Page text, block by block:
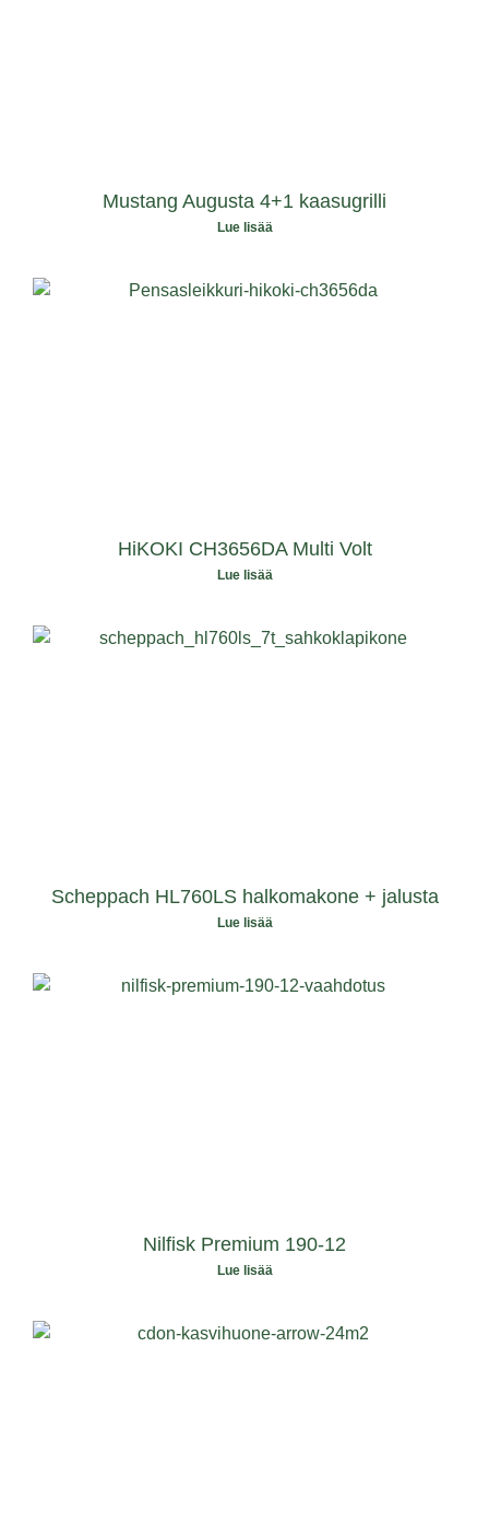
Mustang Augusta 4+1 kaasugrilli
Lue lisää
HiKOKI CH3656DA Multi Volt
Lue lisää
Scheppach HL760LS halkomakone + jalusta
Lue lisää
Nilfisk Premium 190-12
Lue lisää